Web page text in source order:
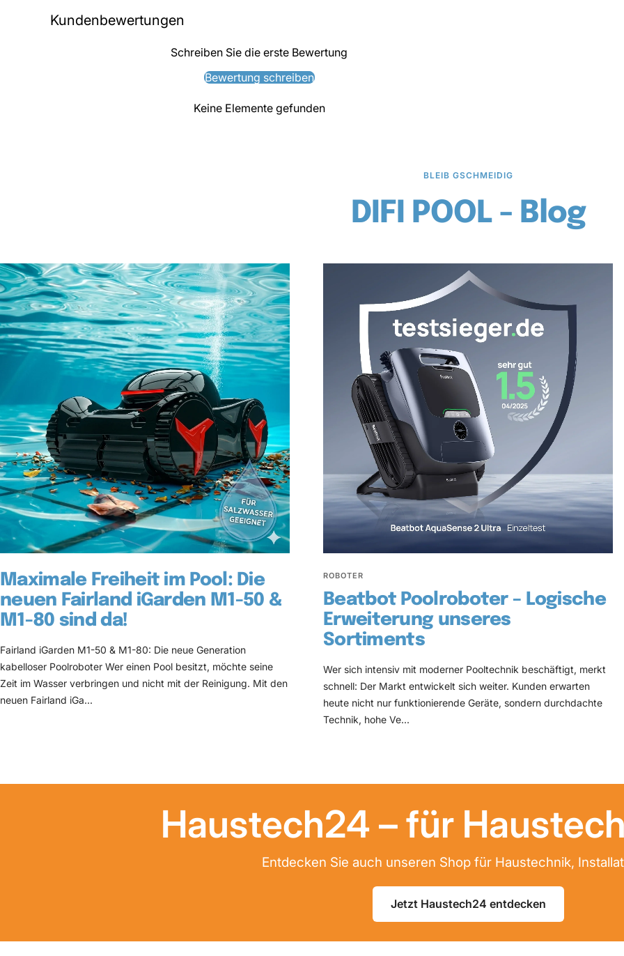
Kundenbewertungen
Schreiben Sie die erste Bewertung
Bewertung schreiben
Keine Elemente gefunden
BLEIB GSCHMEIDIG
DIFI POOL - Blog
Maximale Freiheit im Pool: Die
neuen Fairland iGarden M1-50 &
M1-80 sind da!
Fairland iGarden M1-50 & M1-80: Die neue Generation
kabelloser Poolroboter Wer einen Pool besitzt, möchte seine
Zeit im Wasser verbringen und nicht mit der Reinigung. Mit den
neuen Fairland iGa...
ROBOTER
Beatbot Poolroboter – Logische
Erweiterung unseres
Sortiments
Wer sich intensiv mit moderner Pooltechnik beschäftigt, merkt
schnell: Der Markt entwickelt sich weiter. Kunden erwarten
heute nicht nur funktionierende Geräte, sondern durchdachte
Technik, hohe Ve...
Haustech24 – für
Entdecken Sie auch unseren Shop für Haustechnik,
Jetzt Haustech24 entdecken